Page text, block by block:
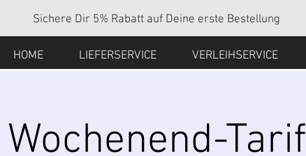
Sichere Dir 5% Rabatt auf Deine erste Bestellung
HOME LIEFERSERVICE VERLEIHSERVICE
Wochenend-Tarif